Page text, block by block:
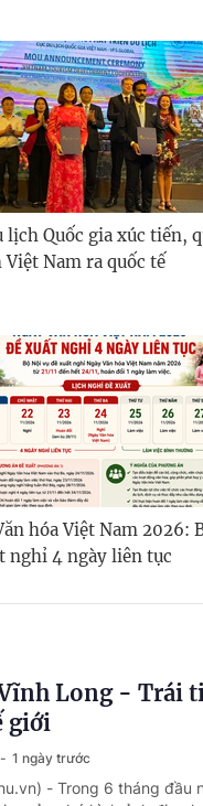
lịch Quốc gia xúc tiến,
Việt Nam ra quốc tế
hóa Việt Nam 2026:
nghỉ 4 ngày liên tục
Long - Trái
giới
1 ngày trước
- Trong 6 tháng đầu